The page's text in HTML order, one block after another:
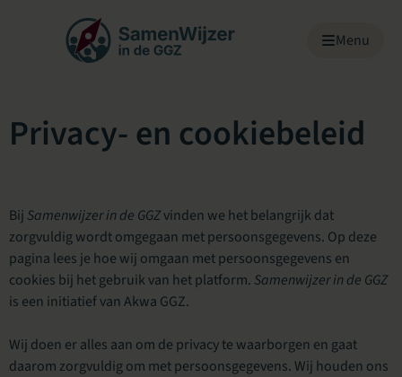
Menu overslaan
Menu
Privacy- en cookiebeleid
BijSamenwijzer in de GGZvinden we het belangrijk dat
zorgvuldig wordt omgegaan met persoonsgegevens. Op deze
pagina lees je hoe wij omgaan met persoonsgegevens en
cookies bij het gebruik van het platform.Samenwijzer in de GGZ
is een initiatief van Akwa GGZ.
Wij doen er alles aan om de privacy te waarborgen en gaat
daarom zorgvuldig om met persoonsgegevens. Wij houden ons